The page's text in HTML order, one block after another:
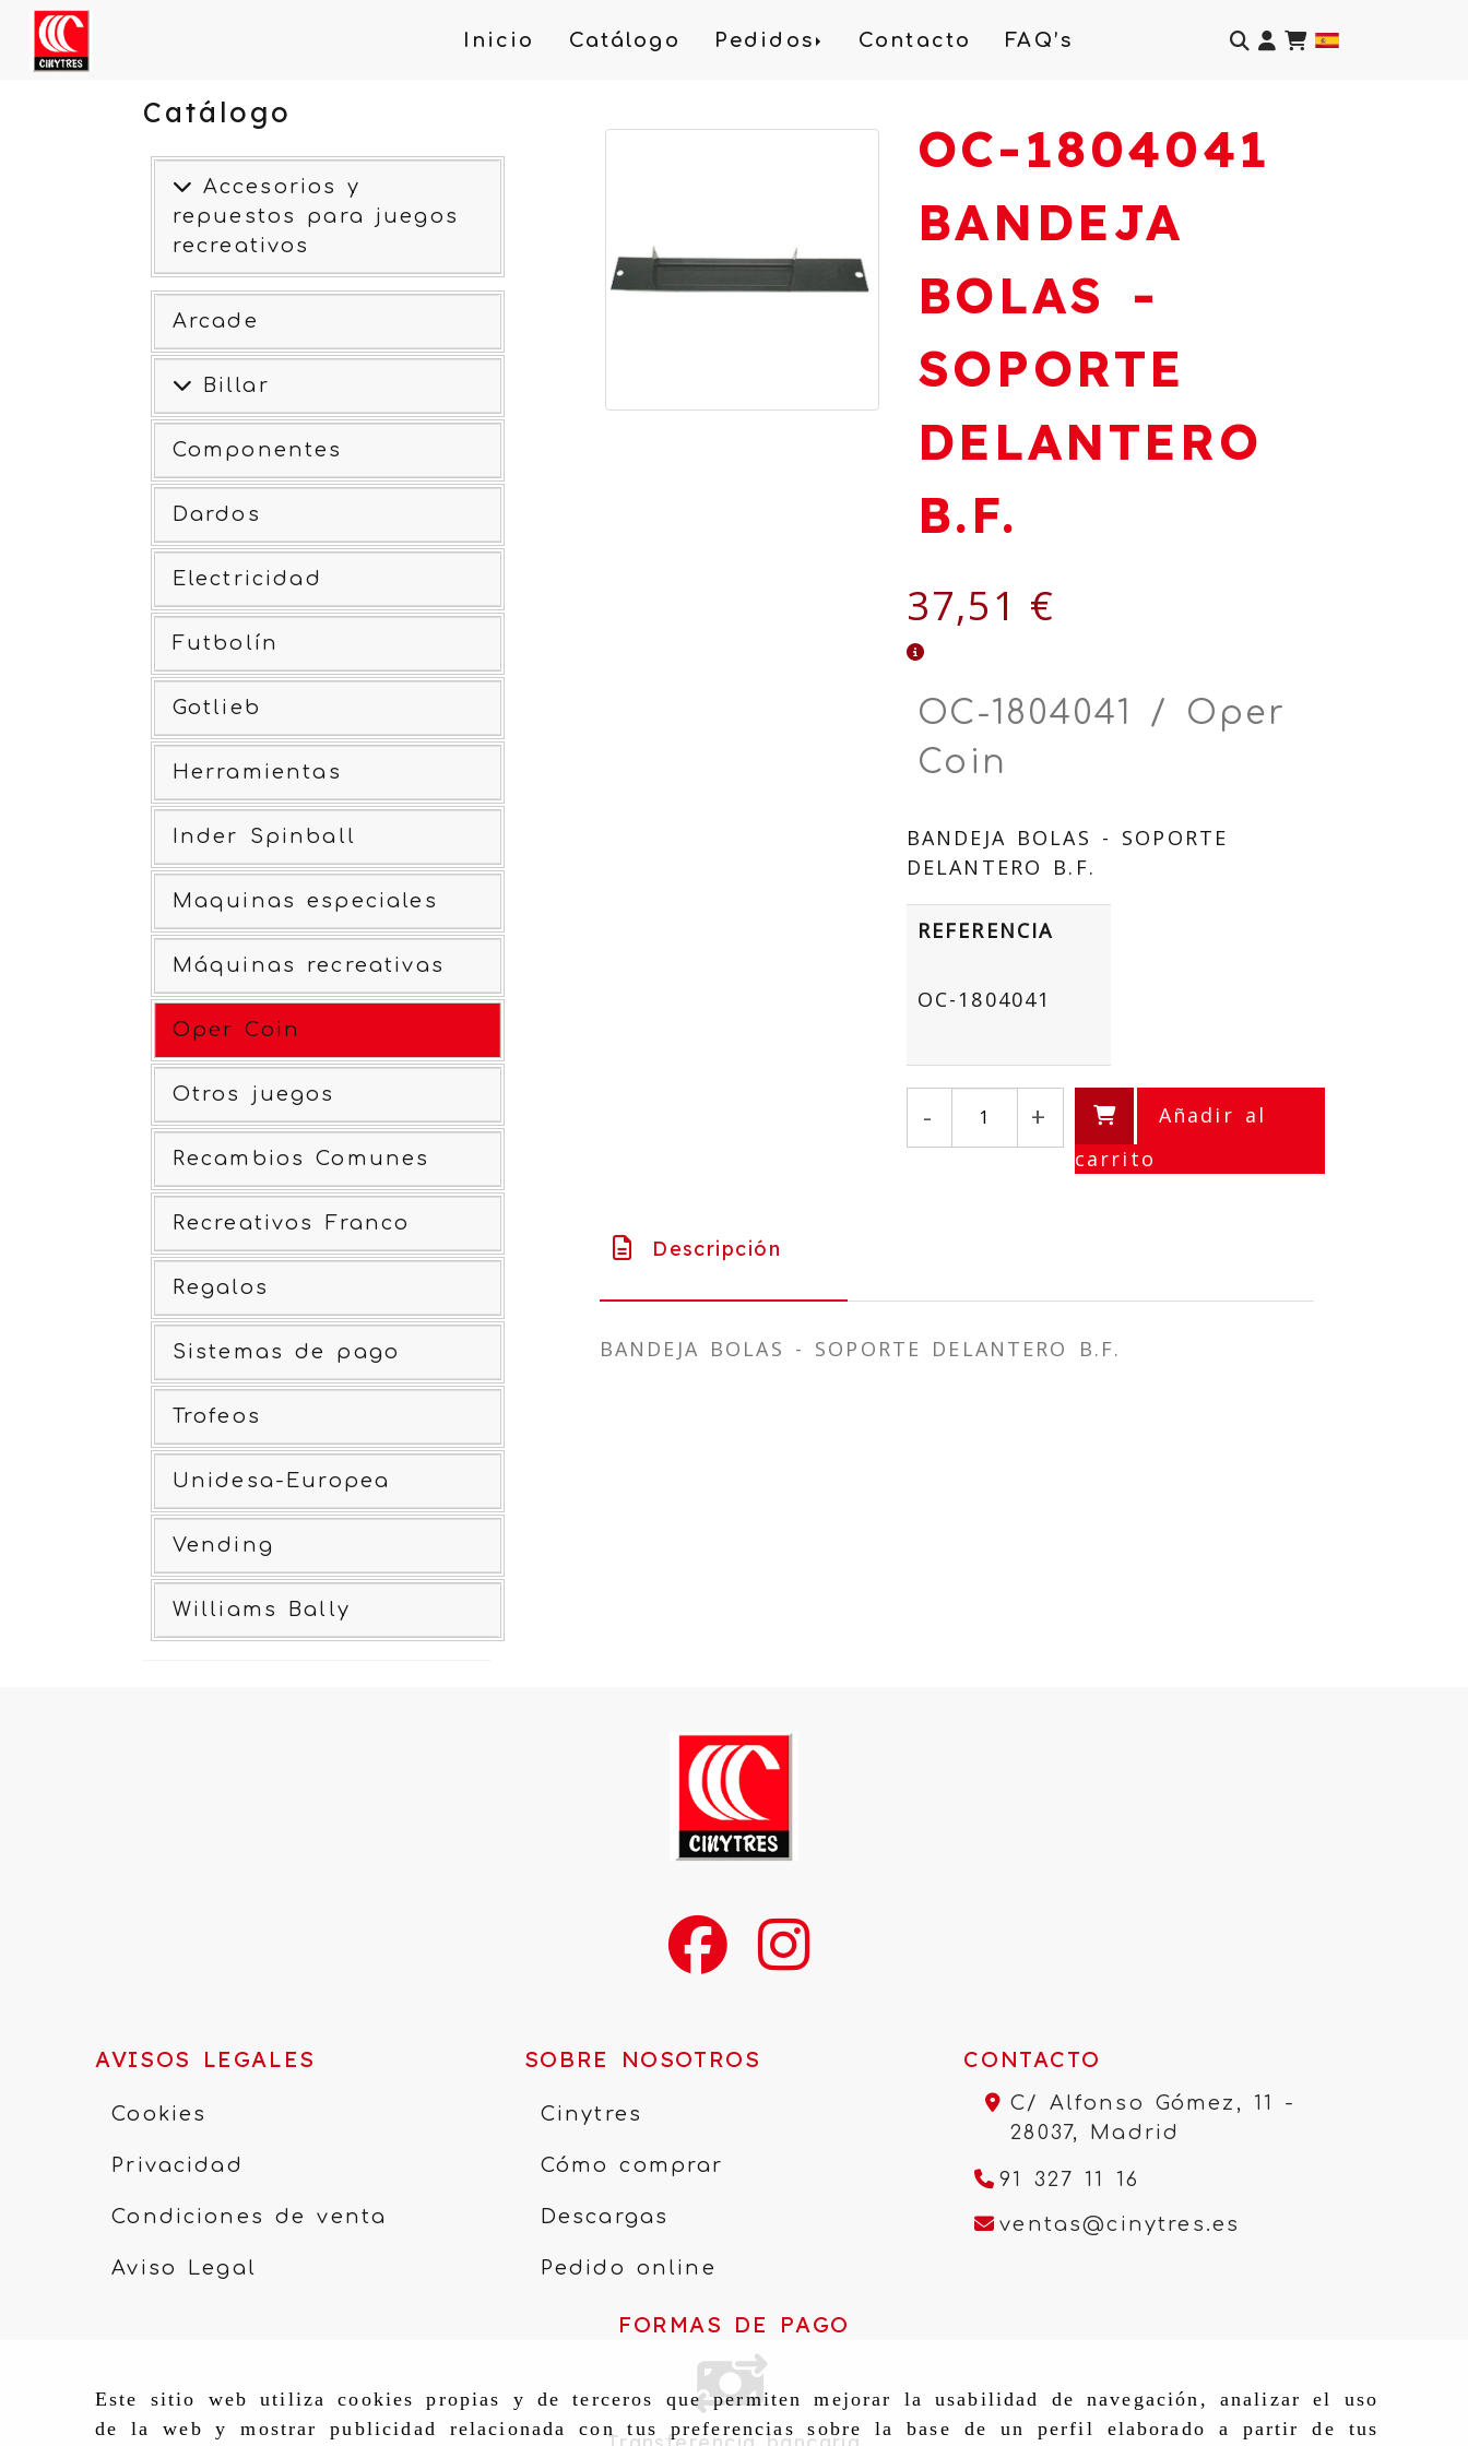
Este sitio web utiliza cookies propias y de terceros que permiten mejorar la usabilidad de navegación, analizar el uso
de la web y mostrar publicidad relacionada con tus preferencias sobre la base de un perfil elaborado a partir de tus
Inicio Catálogo Pedidos Contacto FAQ’s Identifícate
Catálogo
Accesorios y
repuestos para juegos
recreativos
Arcade
Billar
Componentes
Dardos
Electricidad
Futbolín
Gotlieb
Herramientas
Inder Spinball
Maquinas especiales
Máquinas recreativas
Oper Coin
Otros juegos
Recambios Comunes
Recreativos Franco
Regalos
Sistemas de pago
Trofeos
Unidesa-Europea
Vending
Williams Bally
OC-1804041
BANDEJA
BOLAS -
SOPORTE
DELANTERO
B.F.
37,51 €
OC-1804041 / Oper
Coin
BANDEJA BOLAS - SOPORTE
DELANTERO B.F.
REFERENCIA
OC-1804041
- +
Añadir al
carrito
Descripción
BANDEJA BOLAS - SOPORTE DELANTERO B.F.
AVISOS LEGALES
Cookies
Privacidad
Condiciones de venta
Aviso Legal
SOBRE NOSOTROS
Cinytres
Cómo comprar
Descargas
Pedido online
CONTACTO
C/ Alfonso Gómez, 11 -
28037, Madrid
91 327 11 16
ventas cinytres.es
FORMAS DE PAGO